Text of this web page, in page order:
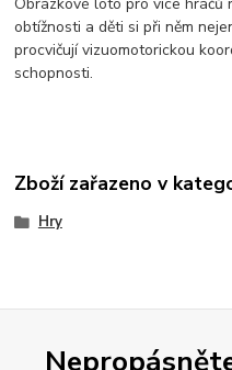
obtížnosti a děti si při něm
procvičují vizuomotorickou
schopnosti.
Zboží zařazeno v
Hry